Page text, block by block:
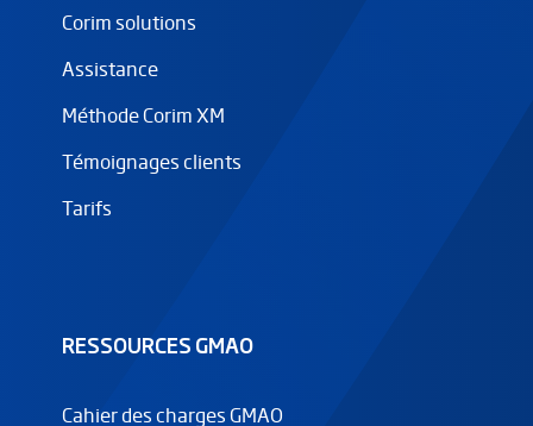
Corim solutions
Assistance
Méthode Corim XM
Témoignages clients
Tarifs
RESSOURCES GMAO
Cahier des charges GMAO